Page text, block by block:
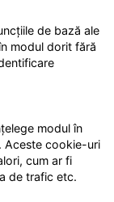
de bază ale
modul dorit fără
modul în
Aceste cookie-uri
cum ar fi
de trafic etc.